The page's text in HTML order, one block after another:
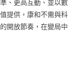
、更高互動、並以數
提供，康和不需與科
開放節奏，在變局中